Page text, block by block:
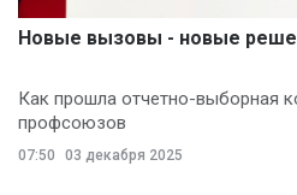
Новые вызовы - новые
Как прошла отчетно-выборная
профсоюзов
07:50 03 декабря 2025